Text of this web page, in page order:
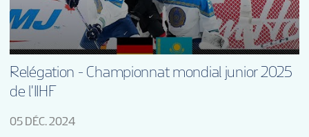
Relégation - Championnat mondial junior 2025
de l'IIHF
05 DÉC. 2024